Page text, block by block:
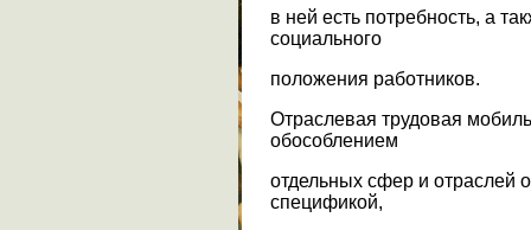
в ней есть потребность, а
социального
положения работников.
Отраслевая трудовая
обособлением
отдельных сфер и отраслей
спецификой,